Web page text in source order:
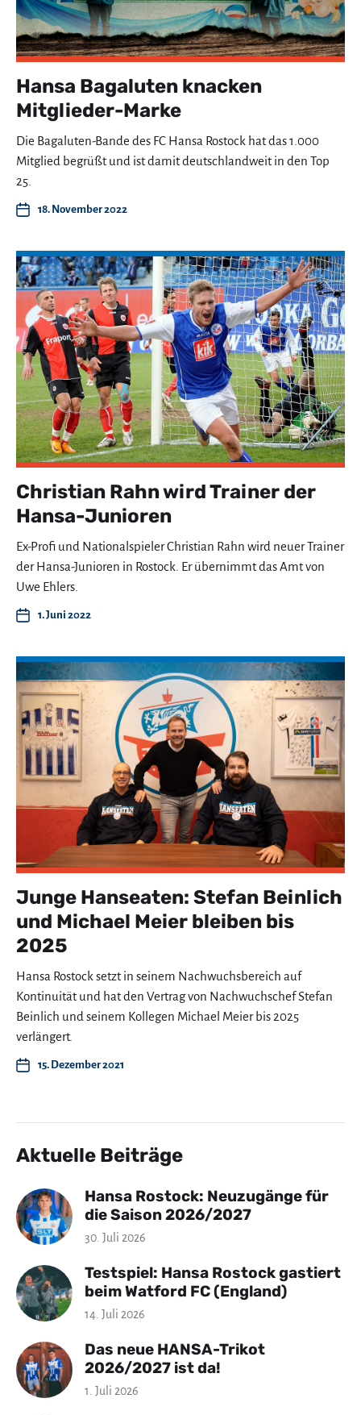
Hansa Bagaluten knacken
Mitglieder-Marke
Die Bagaluten-Bande des FC Hansa Rostock hat das 1.000
Mitglied begrüßt und ist damit deutschlandweit in den Top
25.
18. November 2022
Christian Rahn wird Trainer der
Hansa-Junioren
Ex-Profi und Nationalspieler Christian Rahn wird neuer Trainer
der Hansa-Junioren in Rostock. Er übernimmt das Amt von
Uwe Ehlers.
1. Juni 2022
Junge Hanseaten: Stefan Beinlich
und Michael Meier bleiben bis
2025
Hansa Rostock setzt in seinem Nachwuchsbereich auf
Kontinuität und hat den Vertrag von Nachwuchschef Stefan
Beinlich und seinem Kollegen Michael Meier bis 2025
verlängert.
15. Dezember 2021
Aktuelle Beiträge
Hansa Rostock: Neuzugänge für
die Saison 2026/2027
30. Juli 2026
Testspiel: Hansa Rostock gastiert
beim Watford FC (England)
14. Juli 2026
Das neue HANSA-Trikot
2026/2027 ist da!
1. Juli 2026